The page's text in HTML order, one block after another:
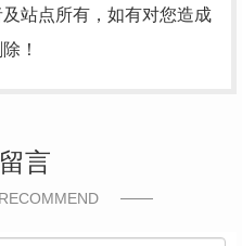
站点所有，如有对您造成
！
言